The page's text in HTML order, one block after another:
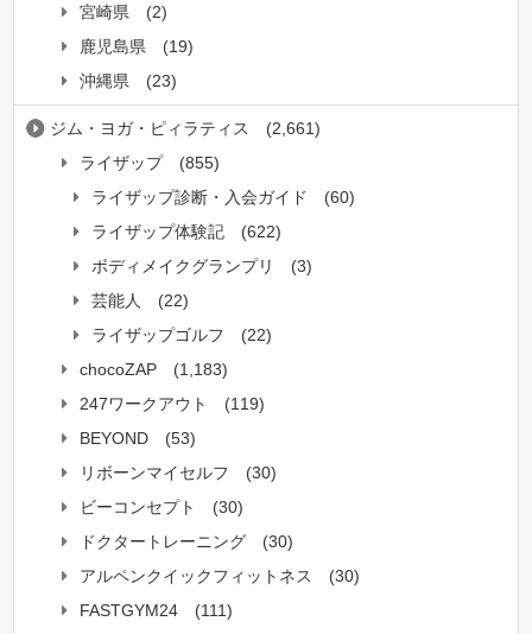
宮崎県
(2)
鹿児島県
(19)
沖縄県
(23)
ジム・ヨガ・ピィラティス
(2,661)
ライザップ
(855)
ライザップ診断・入会ガイド
(60)
ライザップ体験記
(622)
ボディメイクグランプリ
(3)
芸能人
(22)
ライザップゴルフ
(22)
chocoZAP
(1,183)
247ワークアウト
(119)
BEYOND
(53)
リボーンマイセルフ
(30)
ビーコンセプト
(30)
ドクタートレーニング
(30)
アルペンクイックフィットネス
(30)
FASTGYM24
(111)